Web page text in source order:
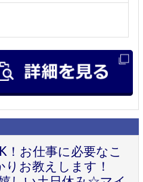
！お仕事に必要なこ
お教えします！